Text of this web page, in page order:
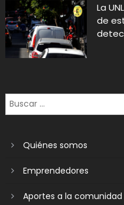
La
de
Quiénes somos
Emprendedores
Aportes a la comunidad